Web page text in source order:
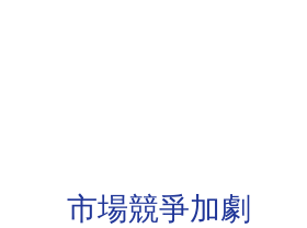
市場競爭加劇